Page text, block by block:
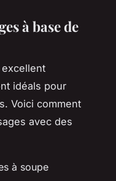
à base de
idéals pour
Voici comment
avec des
à soupe